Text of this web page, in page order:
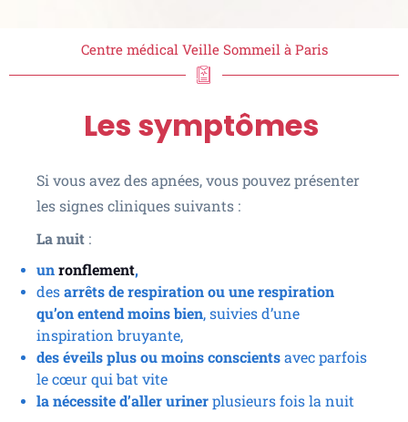
Centre médical Veille Sommeil à Paris
Les symptômes
Si vous avez des apnées, vous pouvez présenter
les signes cliniques suivants :
La nuit :
unronflement,
desarrêts de respiration ou une respiration
qu’on entend moins bien, suivies d’une
inspiration bruyante,
des éveils plus ou moins conscientsavec parfois
le cœur qui bat vite
la nécessite d’aller urinerplusieurs fois la nuit